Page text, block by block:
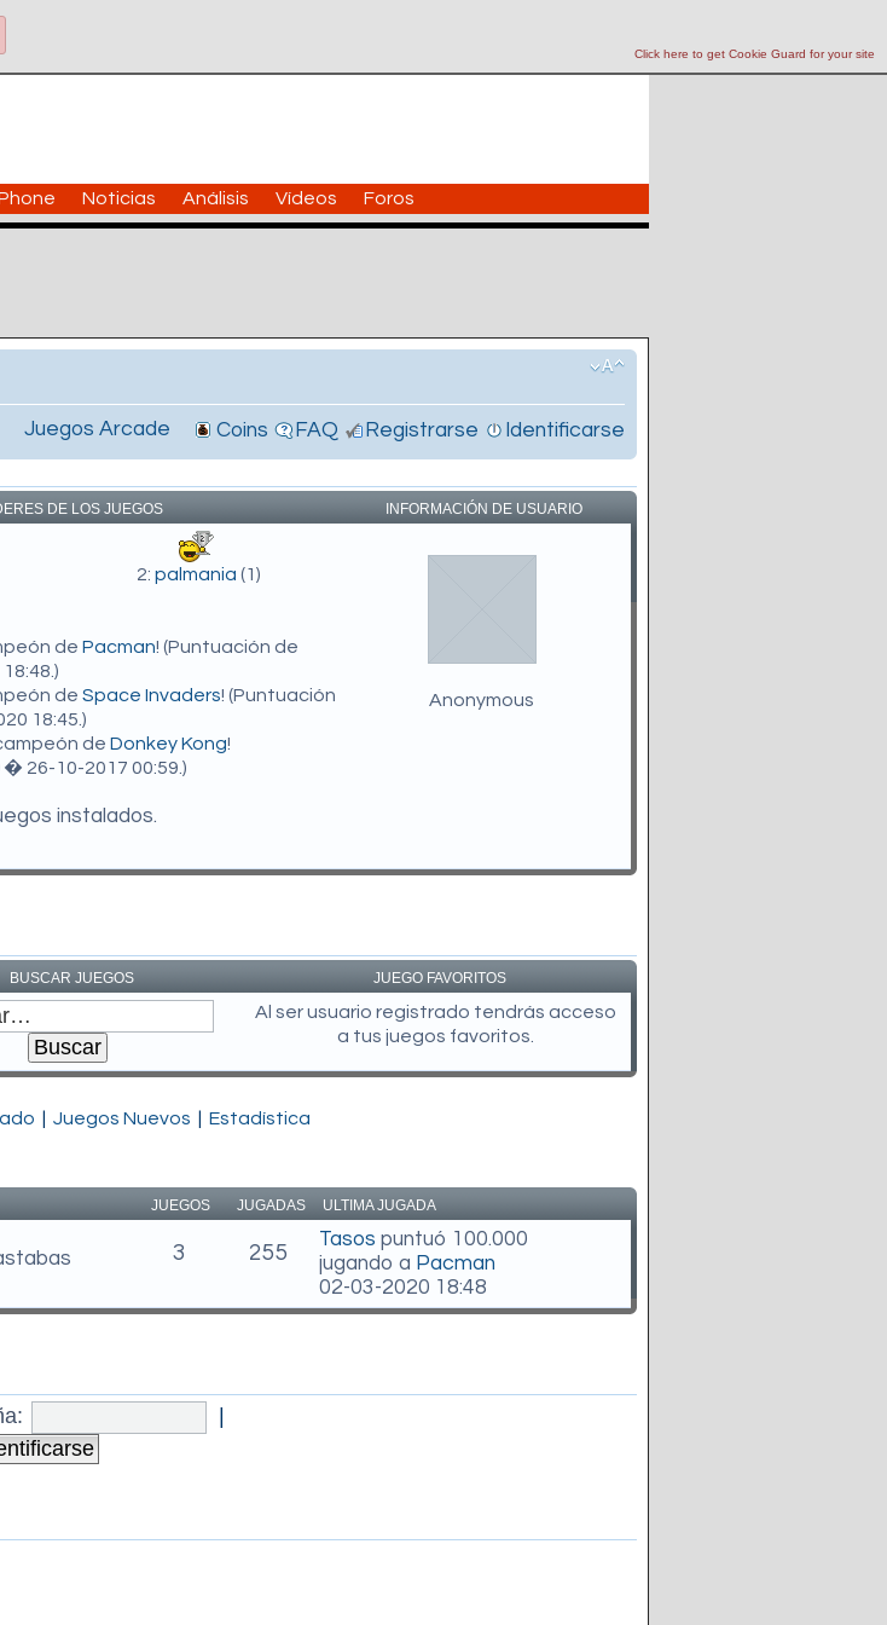
Click here to get Cookie Guard for your site
Noticias Análisis Vídeos Foros
Juegos Arcade Coins FAQ Registrarse Identificarse
DE LOS JUEGOS INFORMACIÓN DE USUARIO
2:palmania (1)
de Pacman! (Puntuación de
de Space Invaders! (Puntuación
18:45.)
de Donkey Kong!
� 26-10-2017 00:59.)
instalados.
Anonymous
BUSCAR JUEGOS JUEGO FAVORITOS
Al ser usuario registrado tendrás acceso
a tus juegos favoritos.
Juegos Nuevos Estadística
JUEGOS JUGADAS ULTIMA JUGADA
3 255
Tasos puntuó 100.000
jugando a Pacman
02-03-2020 18:48
|